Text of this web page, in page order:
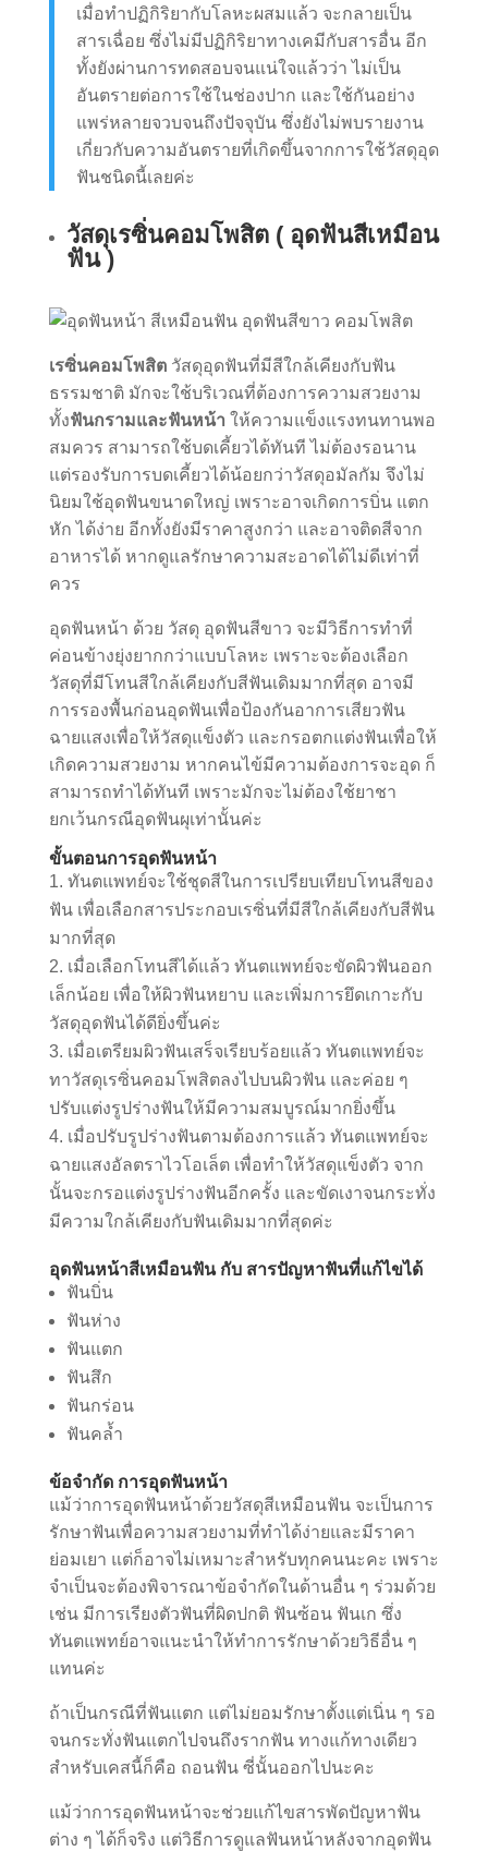
เมื่อทำปฏิกิริยากับโลหะผสมแล้ว จะกลายเป็น
สารเฉื่อย ซึ่งไม่มีปฏิกิริยาทางเคมีกับสารอื่น อีก
ทั้งยังผ่านการทดสอบจนแน่ใจแล้วว่า ไม่เป็น
อันตรายต่อการใช้ในช่องปาก และใช้กันอย่าง
แพร่หลายจวบจนถึงปัจจุบัน ซึ่งยังไม่พบรายงาน
เกี่ยวกับความอันตรายที่เกิดขึ้นจากการใช้วัสดุอุด
ฟันชนิดนี้เลยค่ะ
วัสดุเรซิ่นคอมโพสิต ( อุดฟันสีเหมือน
ฟัน )
เรซิ่นคอมโพสิตวัสดุอุดฟันที่มีสีใกล้เคียงกับฟัน
ธรรมชาติ มักจะใช้บริเวณที่ต้องการความสวยงาม
ทั้งฟันกรามและฟันหน้า ให้ความแข็งแรงทนทานพอ
สมควร สามารถใช้บดเคี้ยวได้ทันที ไม่ต้องรอนาน
แต่รองรับการบดเคี้ยวได้น้อยกว่าวัสดุอมัลกัม จึงไม่
นิยมใช้อุดฟันขนาดใหญ่ เพราะอาจเกิดการบิ่น แตก
หัก ได้ง่าย อีกทั้งยังมีราคาสูงกว่า และอาจติดสีจาก
อาหารได้ หากดูแลรักษาความสะอาดได้ไม่ดีเท่าที่
ควร
อุดฟันหน้า ด้วย วัสดุ อุดฟันสีขาว จะมีวิธีการทำที่
ค่อนข้างยุ่งยากกว่าแบบโลหะ เพราะจะต้องเลือก
วัสดุที่มีโทนสีใกล้เคียงกับสีฟันเดิมมากที่สุด อาจมี
การรองพื้นก่อนอุดฟันเพื่อป้องกันอาการเสียวฟัน
ฉายแสงเพื่อให้วัสดุแข็งตัว และกรอตกแต่งฟันเพื่อให้
เกิดความสวยงาม หากคนไข้มีความต้องการจะอุด ก็
สามารถทำได้ทันที เพราะมักจะไม่ต้องใช้ยาชา
ยกเว้นกรณีอุดฟันผุเท่านั้นค่ะ
ขั้นตอนการอุดฟันหน้า
ทันตแพทย์จะใช้ชุดสีในการเปรียบเทียบโทนสีของ
ฟัน เพื่อเลือกสารประกอบเรซิ่นที่มีสีใกล้เคียงกับสีฟัน
มากที่สุด
เมื่อเลือกโทนสีได้แล้ว ทันตแพทย์จะขัดผิวฟันออก
เล็กน้อย เพื่อให้ผิวฟันหยาบ และเพิ่มการยึดเกาะกับ
วัสดุอุดฟันได้ดียิ่งขึ้นค่ะ
เมื่อเตรียมผิวฟันเสร็จเรียบร้อยแล้ว ทันตแพทย์จะ
ทาวัสดุเรซิ่นคอมโพสิตลงไปบนผิวฟัน และค่อย ๆ
ปรับแต่งรูปร่างฟันให้มีความสมบูรณ์มากยิ่งขึ้น
เมื่อปรับรูปร่างฟันตามต้องการแล้ว ทันตแพทย์จะ
ฉายแสงอัลตราไวโอเล็ต เพื่อทำให้วัสดุแข็งตัว จาก
นั้นจะกรอแต่งรูปร่างฟันอีกครั้ง และขัดเงาจนกระทั่ง
มีความใกล้เคียงกับฟันเดิมมากที่สุดค่ะ
อุดฟันหน้าสีเหมือนฟัน กับ สารปัญหาฟันที่แก้ไขได้
ฟันบิ่น
ฟันห่าง
ฟันแตก
ฟันสึก
ฟันกร่อน
ฟันคล้ำ
ข้อจำกัด การอุดฟันหน้า
แม้ว่าการอุดฟันหน้าด้วยวัสดุสีเหมือนฟัน จะเป็นการ
รักษาฟันเพื่อความสวยงามที่ทำได้ง่ายและมีราคา
ย่อมเยา แต่ก็อาจไม่เหมาะสำหรับทุกคนนะคะ เพราะ
จำเป็นจะต้องพิจารณาข้อจำกัดในด้านอื่น ๆ ร่วมด้วย
เช่น มีการเรียงตัวฟันที่ผิดปกติ ฟันซ้อน ฟันเก ซึ่ง
ทันตแพทย์อาจแนะนำให้ทำการรักษาด้วยวิธีอื่น ๆ
แทนค่ะ
ถ้าเป็นกรณีที่ฟันแตก แต่ไม่ยอมรักษาตั้งแต่เนิ่น ๆ รอ
จนกระทั่งฟันแตกไปจนถึงรากฟัน ทางแก้ทางเดียว
สำหรับเคสนี้ก็คือ ถอนฟัน ซี่นั้นออกไปนะคะ
แม้ว่าการอุดฟันหน้าจะช่วยแก้ไขสารพัดปัญหาฟัน
ต่าง ๆ ได้ก็จริง แต่วิธีการดูแลฟันหน้าหลังจากอุดฟัน